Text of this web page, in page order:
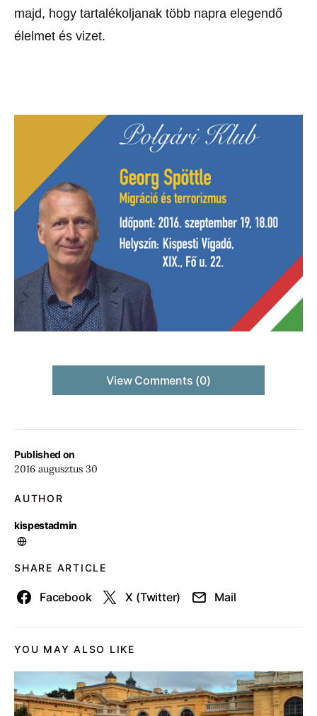
Published on
2016 augusztus 30
AUTHOR
kispestadmin
SHARE ARTICLE
Facebook X (Twitter) Mail
majd, hogy tartalékoljanak több napra elegendő
élelmet és vizet.
View Comments (0)
YOU MAY ALSO LIKE